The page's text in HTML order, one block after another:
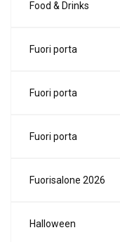
Food & Drinks
Fuori porta
Fuori porta
Fuori porta
Fuorisalone 2026
Halloween